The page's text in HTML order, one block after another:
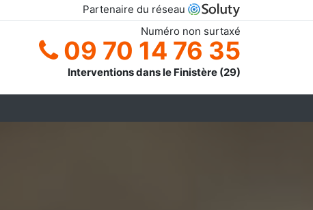
Partenaire du réseau
Numéro non surtaxé
09 70 14 76 35
Interventions dans le Finistère (29)